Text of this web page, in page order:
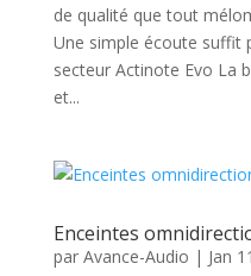
de qualité que tout
Une simple écoute suffit
secteur Actinote Evo La
et...
Enceintes
par Avance-Audio | Jan